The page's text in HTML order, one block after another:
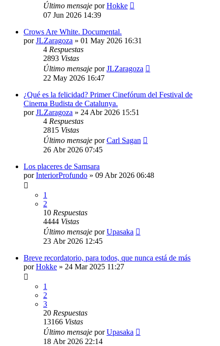
Último mensaje porHokke
07 Jun 2026 14:39
Crows Are White. Documental.
porJLZaragoza » 01 May 2026 16:31
4 Respuestas
2893 Vistas
Último mensaje porJLZaragoza
22 May 2026 16:47
¿Qué es la felicidad? Primer Cinefórum del Festival de
Cinema Budista de Catalunya.
porJLZaragoza » 24 Abr 2026 15:51
4 Respuestas
2815 Vistas
Último mensaje porCarl Sagan
26 Abr 2026 07:45
Los placeres de Samsara
porInteriorProfundo » 09 Abr 2026 06:48
1
2
10 Respuestas
4444 Vistas
Último mensaje porUpasaka
23 Abr 2026 12:45
Breve recordatorio, para todos, que nunca está de más
porHokke » 24 Mar 2025 11:27
1
2
3
20 Respuestas
13166 Vistas
Último mensaje porUpasaka
18 Abr 2026 22:14